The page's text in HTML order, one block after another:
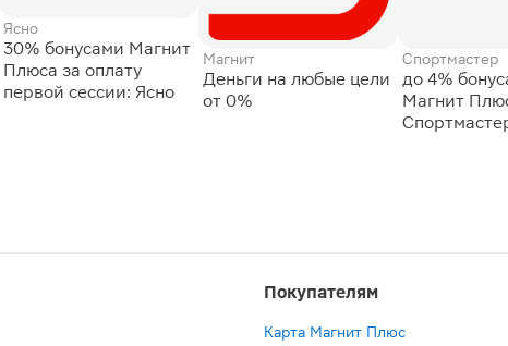
Ясно
30% бонусами Магнит
Плюса за оплату
первой сессии: Ясно
Магнит
Деньги на любые цели
от 0%
Спортмастер
до 4%
Магнит
Покупателям
Карта Магнит Плюс